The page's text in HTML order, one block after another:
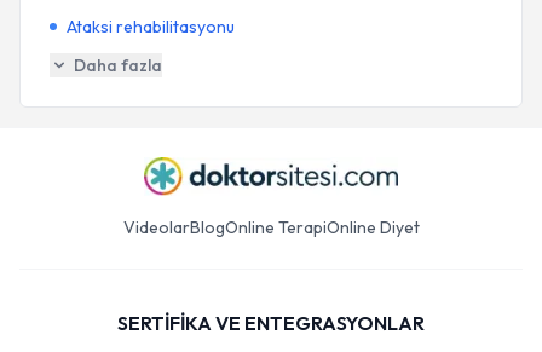
Ataksi rehabilitasyonu
Daha fazla
VideolarBlogOnline TerapiOnline Diyet
SERTİFİKA VE ENTEGRASYONLAR